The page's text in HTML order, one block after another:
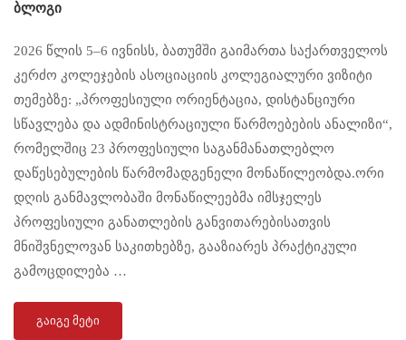
Ბლოგი
2026 წლის 5–6 ივნისს, ბათუმში გაიმართა საქართველოს
კერძო კოლეჯების ასოციაციის კოლეგიალური ვიზიტი
თემებზე: „პროფესიული ორიენტაცია, დისტანციური
სწავლება და ადმინისტრაციული წარმოებების ანალიზი“,
რომელშიც 23 პროფესიული საგანმანათლებლო
დაწესებულების წარმომადგენელი მონაწილეობდა.ორი
დღის განმავლობაში მონაწილეებმა იმსჯელეს
პროფესიული განათლების განვითარებისათვის
მნიშვნელოვან საკითხებზე, გააზიარეს პრაქტიკული
გამოცდილება …
ᲒᲐᲘᲒᲔ ᲛᲔᲢᲘ